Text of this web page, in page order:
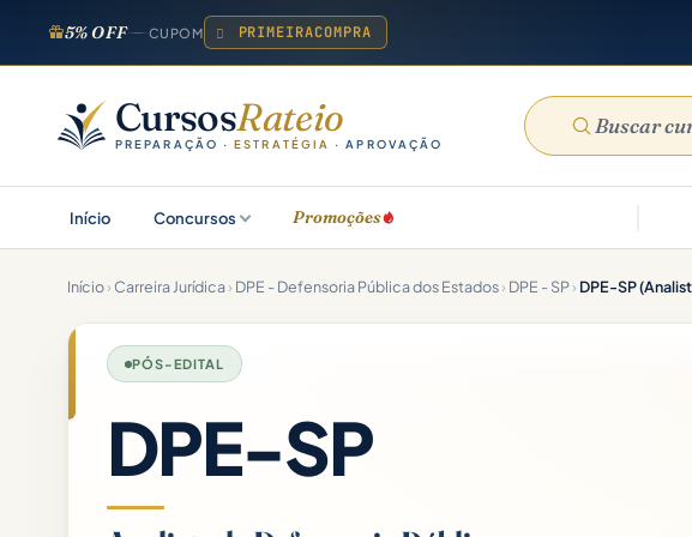
5% OFF CUPOM PRIMEIRACOMPRA
CursosRateio
PREPARAÇÃO ·ESTRATÉGIA · APROVAÇÃO
Início Concursos Promoções
Início› Carreira Jurídica› DPE - Defensoria Pública dos Estados› DPE - SP›
PÓS-EDITAL
DPE-SP